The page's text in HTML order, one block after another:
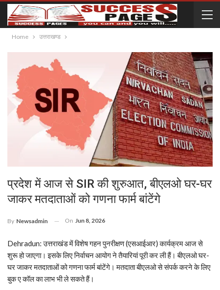
Home उत्तराखण्ड
प्रदेश में आज से SIR की शुरुआत, बीएलओ घर-घर
जाकर मतदाताओं को गणना फार्म बांटेंगे
By Newsadmin On Jun 8, 2026
Dehradun: उत्तराखंड में विशेष गहन पुनरीक्षण (एसआईआर) कार्यक्रम आज से
शुरू हो जाएगा। इसके लिए निर्वाचन आयोग ने तैयारियां पूरी कर ली हैं। बीएलओ घर-
घर जाकर मतदाताओं को गणना फार्म बांटेंगे। मतदाता बीएलओ से संपर्क करने के लिए
बुक ए कॉल का लाभ भी ले सकते हैं।